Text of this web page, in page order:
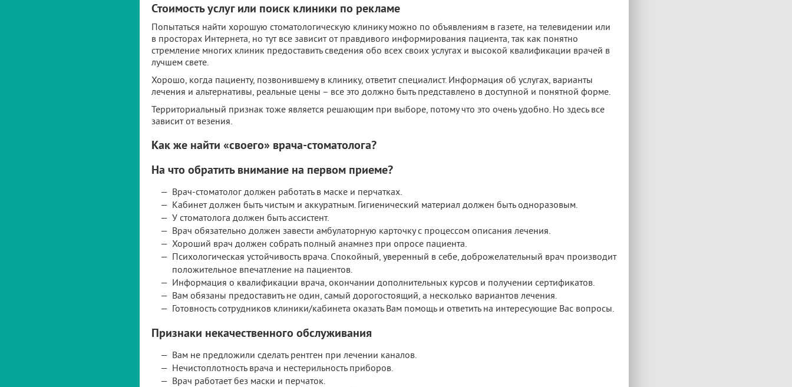
Стоимость услуг или поиск клиники по рекламе
Попытаться найти хорошую стоматологическую клинику можно по объявлениям в газете, на телевидении или
в просторах Интернета, но тут все зависит от правдивого информирования пациента, так как понятно
стремление многих клиник предоставить сведения обо всех своих услугах и высокой квалификации врачей в
лучшем свете.
Хорошо, когда пациенту, позвонившему в клинику, ответит специалист. Информация об услугах, варианты
лечения и альтернативы, реальные цены – все это должно быть представлено в доступной и понятной форме.
Территориальный признак тоже является решающим при выборе, потому что это очень удобно. Но здесь все
зависит от везения.
Как же найти «своего» врача-стоматолога?
На что обратить внимание на первом приеме?
Врач-стоматолог должен работать в маске и перчатках.
Кабинет должен быть чистым и аккуратным. Гигиенический материал должен быть одноразовым.
У стоматолога должен быть ассистент.
Врач обязательно должен завести амбулаторную карточку с процессом описания лечения.
Хороший врач должен собрать полный анамнез при опросе пациента.
Психологическая устойчивость врача. Спокойный, уверенный в себе, доброжелательный врач производит
положительное впечатление на пациентов.
Информация о квалификации врача, окончании дополнительных курсов и получении сертификатов.
Вам обязаны предоставить не один, самый дорогостоящий, а несколько вариантов лечения.
Готовность сотрудников клиники/кабинета оказать Вам помощь и ответить на интересующие Вас вопросы.
Признаки некачественного обслуживания
Вам не предложили сделать рентген при лечении каналов.
Нечистоплотность врача и нестерильность приборов.
Врач работает без маски и перчаток.